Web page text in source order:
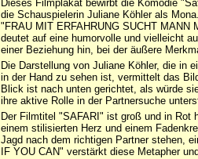
Dieses Filmplakat bewirbt die Komödie
die Schauspielerin Juliane Köhler als
"FRAU MIT ERFAHRUNG SUCHT
deutet auf eine humorvolle und vielleicht
einer Beziehung hin, bei der äußere
Die Darstellung von Juliane Köhler, die in
in der Hand zu sehen ist, vermittelt das
Blick ist nach unten gerichtet, als würde
ihre aktive Rolle in der Partnersuche
Der Filmtitel "SAFARI" ist groß und in Rot
einem stilisierten Herz und einem
Jagd nach dem richtigen Partner stehen,
IF YOU CAN" verstärkt diese Metapher